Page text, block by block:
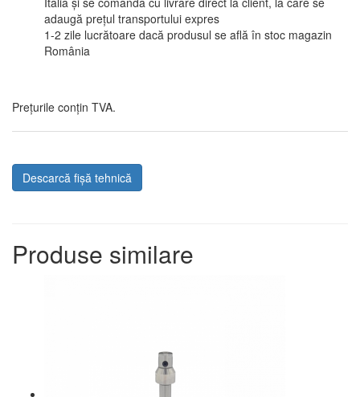
adaugă prețul transportului expres
1-2 zile lucrătoare dacă produsul se află în stoc magazin
România
Prețurile conțin TVA.
Descarcă fișă tehnică
Produse similare